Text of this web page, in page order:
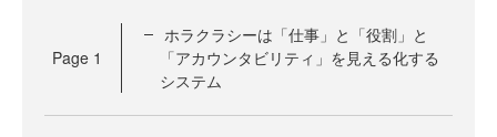
Page 1
ホラクラシーは「仕事」と「役割」と
「アカウンタビリティ」を見える化する
システム